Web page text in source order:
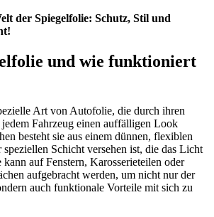
der Spiegelfolie: Schutz, Stil und
und wie funktioniert
Art von Autofolie, die durch ihren
Fahrzeug einen auffälligen Look
besteht sie aus einem dünnen, flexiblen
Schicht versehen ist, die das Licht
auf Fenstern, Karosserieteilen oder
aufgebracht werden, um nicht nur der
auch funktionale Vorteile mit sich zu